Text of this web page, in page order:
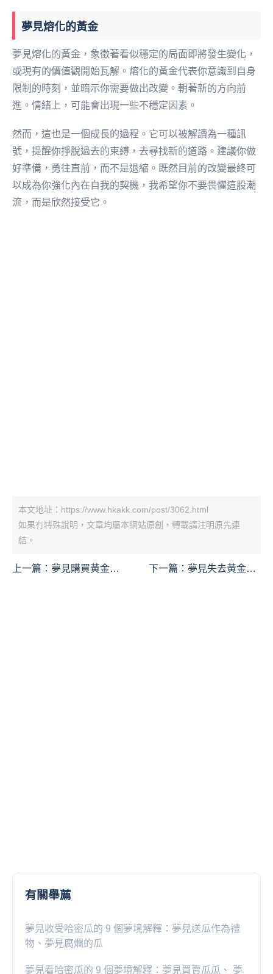
夢見熔化的黃金
夢見熔化的黃金，象徵著看似穩定的局面即將發生變化，
或現有的價值觀開始瓦解。熔化的黃金代表你意識到自身
限制的時刻，並暗示你需要做出改變。朝著新的方向前
進。情緒上，可能會出現一些不穩定因素。
然而，這也是一個成長的過程。它可以被解讀為一種訊
號，提醒你掙脫過去的束縛，去尋找新的道路。建議你做
好準備，勇往直前，而不是退縮。既然目前的改變最終可
以成為你強化內在自我的契機，我希望你不要畏懼這股潮
流，而是欣然接受它。
本文地址：https://www.hkakk.com/post/3062.html
如果冇特殊說明，文章均屬本網站原創，轉載請注明原先連
結。
上一篇： 夢見購買黃金的
下一篇： 夢見失去黃金的
有關舉薦
夢見收受哈密瓜的 9 個夢境解釋：夢見送瓜作為禮
物、夢見腐爛的瓜
夢見看哈密瓜的 9 個夢境解釋：夢見買賣瓜瓜、 夢